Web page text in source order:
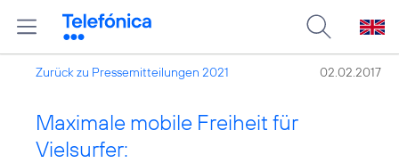
Zurück zu Pressemitteilungen 2021 02.02.2017
Maximale mobile Freiheit für
Vielsurfer: